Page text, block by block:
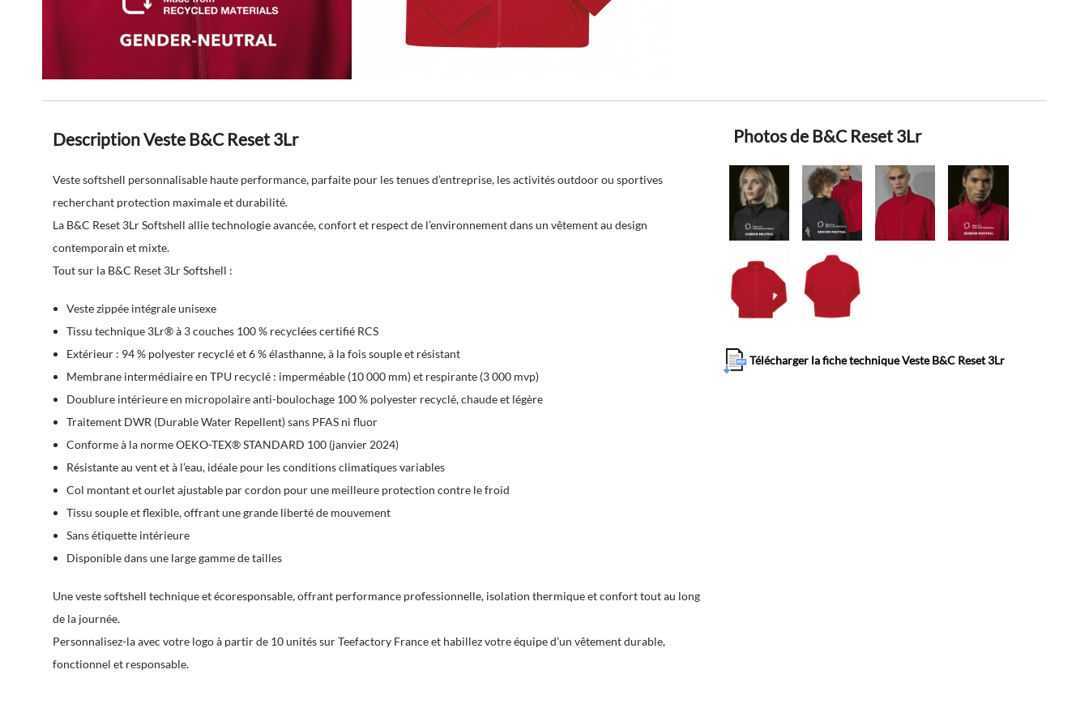
Description Veste B&C Reset 3Lr
Veste softshell personnalisable haute performance, parfaite pour les tenues d’entreprise, les activités outdoor ou sportives
recherchant protection maximale et durabilité.
La B&C Reset 3Lr Softshell allie technologie avancée, confort et respect de l’environnement dans un vêtement au design
contemporain et mixte.
Tout sur la B&C Reset 3Lr Softshell :
Veste zippée intégrale unisexe
Tissu technique 3Lr® à 3 couches 100 % recycléescertifié RCS
Extérieur : 94 % polyester recyclé et 6 % élasthanne, à la fois souple et résistant
Membrane intermédiaire en TPU recyclé: imperméable (10 000 mm) et respirante (3 000 mvp)
Doublure intérieure en micropolaire anti-boulochage100 % polyester recyclé, chaude et légère
Traitement DWR (Durable Water Repellent)sans PFAS ni fluor
Conforme à la norme OEKO-TEX® STANDARD 100 (janvier 2024)
Résistante au vent et à l’eau, idéale pour les conditions climatiques variables
Col montant et ourlet ajustable par cordon pour une meilleure protection contre le froid
Tissu souple et flexible, offrant une grande liberté de mouvement
Sans étiquette intérieure
Disponible dans une large gamme de tailles
Une veste softshell technique et écoresponsable, offrant performance professionnelle, isolation thermique et confort tout au long
de la journée.
Personnalisez-la avec votre logo à partir de 10 unités sur Teefactory France et habillez votre équipe d’un vêtement durable,
fonctionnel et responsable.
Photos de B&C Reset 3Lr
Télécharger la fiche technique Veste B&C Reset 3Lr